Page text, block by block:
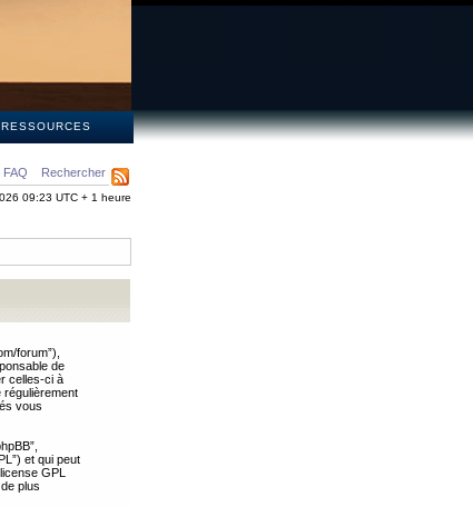
RESSOURCES
FAQ Rechercher
09:23 UTC + 1 heure
forum”),
de
celles-ci à
régulièrement
vous
et qui peut
GPL
plus